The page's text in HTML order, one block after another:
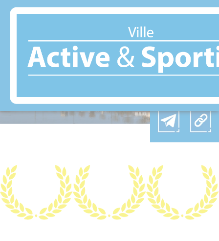
CHÂTEAU THIERRY
Panneau de gestion des cookies